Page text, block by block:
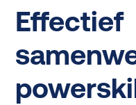
Effectief